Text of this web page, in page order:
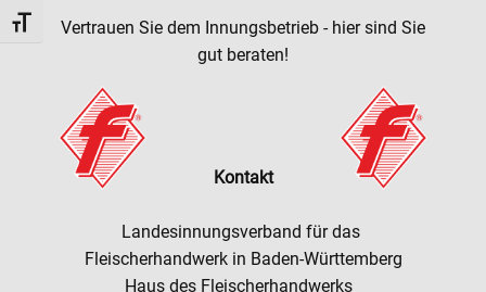
Schrift vergrößern
Vertrauen Sie dem Innungsbetrieb - hier sind Sie
gut beraten!
Kontakt
Landesinnungsverband für das
Fleischerhandwerk in Baden-Württemberg
Haus des Fleischerhandwerks